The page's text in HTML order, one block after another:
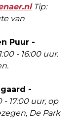
Tip:
van
Puur -
- 16:00 uur.
-
- 17:00 uur, op
De Park